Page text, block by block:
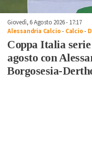
Giovedì, 6 Agosto 2026 - 17:17
Alessandria Calcio- Calcio-
Coppa Italia
agosto con
Borgosesia-